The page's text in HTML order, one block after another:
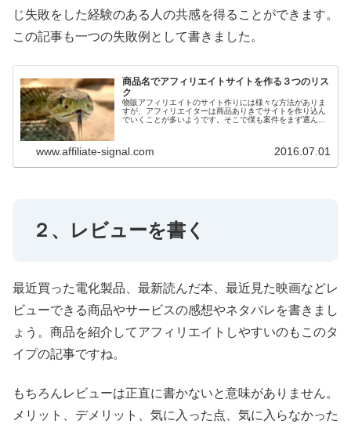
じ失敗をした経験のある人の共感を得ることができます。
この記事も一つの失敗例として書きました。
商品名でアフィリエイトサイトを作る３つのリス
ク
物販アフィリエイトのサイト作りには様々な方法がありま
すが、アフィリエイターは商品ありきでサイトを作り込ん
でいくことが多いようです。そこで僕も案件をまず選んで
www.affiliate-signal.com 2016.07.01
２、レビューを書く
最近買った電化製品、最新読んだ本、最近見た映画などレ
ビューできる商品やサービスの感想やネタバレを書きまし
ょう。商品を紹介してアフィリエイトしやすいのもこのタ
イプの記事ですね。
もちろんレビューは正直に書かないと意味がありません。
メリット、デメリット、気に入った点、気に入らなかった